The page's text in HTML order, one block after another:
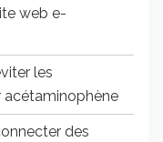
web e-
les
des